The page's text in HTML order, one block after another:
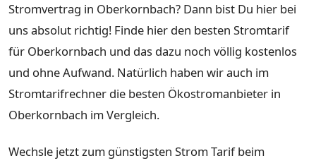
Stromvertrag in Oberkornbach? Dann bist Du hier bei
uns absolut richtig! Finde hier den besten Stromtarif
für Oberkornbach und das dazu noch völlig kostenlos
und ohne Aufwand. Natürlich haben wir auch im
Stromtarifrechner die besten Ökostromanbieter in
Oberkornbach im Vergleich.
Wechsle jetzt zum günstigsten Strom Tarif beim